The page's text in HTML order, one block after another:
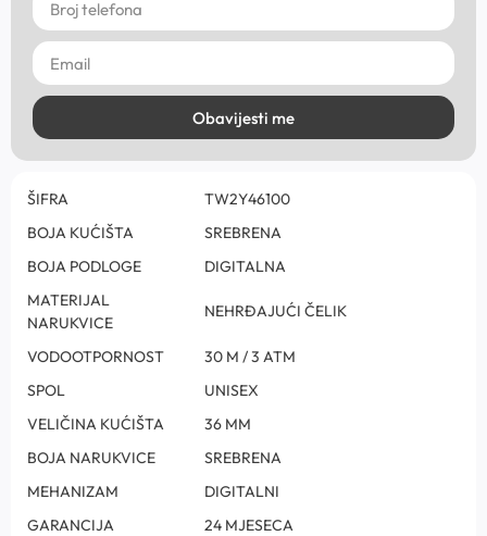
Obavijesti me
ŠIFRA
TW2Y46100
BOJA KUĆIŠTA
SREBRENA
BOJA PODLOGE
DIGITALNA
MATERIJAL
NARUKVICE
NEHRĐAJUĆI ČELIK
VODOOTPORNOST
30 M / 3 ATM
SPOL
UNISEX
VELIČINA KUĆIŠTA
36 MM
BOJA NARUKVICE
SREBRENA
MEHANIZAM
DIGITALNI
GARANCIJA
24 MJESECA